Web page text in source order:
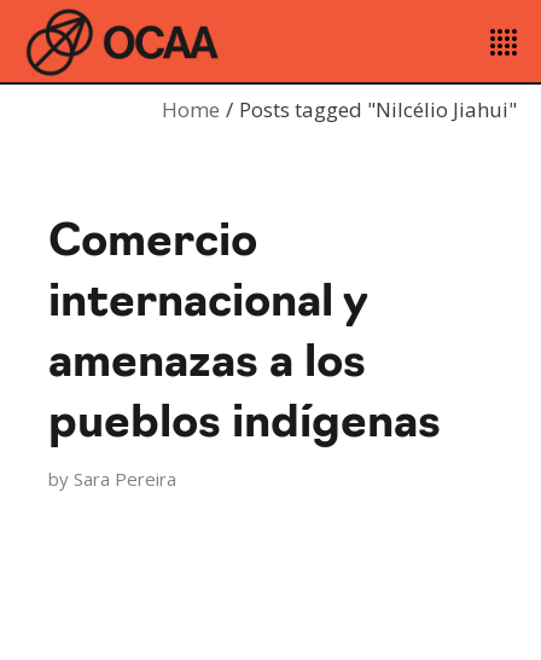
Home Posts tagged "Nilcélio Jiahui"
Comercio
internacional y
amenazas a los
pueblos indígenas
by Sara Pereira